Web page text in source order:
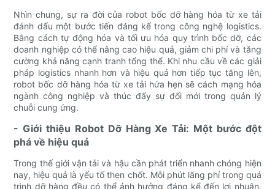
Nhìn chung, sự ra đời của robot bốc dỡ hàng hóa từ xe tải
đánh dấu một bước tiến đáng kể trong công nghệ logistics.
Bằng cách tự động hóa và tối ưu hóa quy trình bốc dỡ, các
doanh nghiệp có thể nâng cao hiệu quả, giảm chi phí và tăng
cường khả năng cạnh tranh tổng thể. Khi nhu cầu về các giải
pháp logistics nhanh hơn và hiệu quả hơn tiếp tục tăng lên,
robot bốc dỡ hàng hóa từ xe tải hứa hẹn sẽ cách mạng hóa
ngành công nghiệp và thúc đẩy sự đổi mới trong quản lý
chuỗi cung ứng.
- Giới thiệu Robot Dỡ Hàng Xe Tải: Một bước đột
phá về hiệu quả
Trong thế giới vận tải và hậu cần phát triển nhanh chóng hiện
nay, hiệu quả là yếu tố then chốt. Mỗi phút lãng phí trong quá
trình dỡ hàng đều có thể ảnh hưởng đáng kể đến lợi nhuận.